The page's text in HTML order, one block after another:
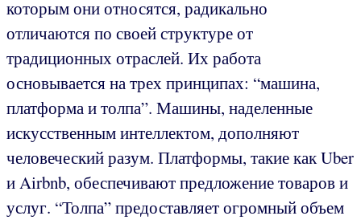
которым они относятся, радикально
отличаются по своей структуре от
традиционных отраслей. Их работа
основывается на трех принципах: “машина,
платформа и толпа”. Машины, наделенные
искусственным интеллектом, дополняют
человеческий разум. Платформы, такие как Uber
и Airbnb, обеспечивают предложение товаров и
услуг. “Толпа” предоставляет огромный объем